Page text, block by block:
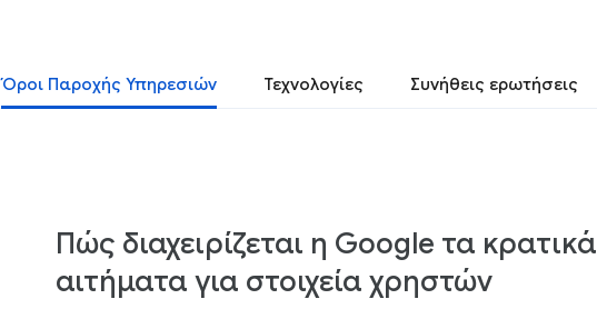
Όροι Παροχής Υπηρεσιών Τεχνολογίες Συνήθεις ερωτήσεις
Πώς διαχειρίζεται η Google τα κρατικά
αιτήματα για στοιχεία χρηστών